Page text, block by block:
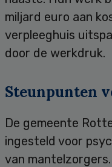
miljard euro aan
verpleeghuis
door de werkdruk.
Steunpunten
De gemeente
ingesteld voor
van